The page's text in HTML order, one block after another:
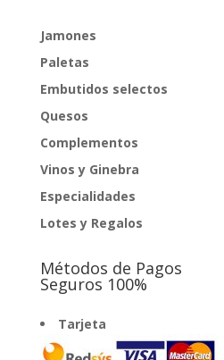
Jamones
Paletas
Embutidos selectos
Quesos
Complementos
Vinos y Ginebra
Especialidades
Lotes y Regalos
Métodos de Pagos
Seguros 100%
Tarjeta